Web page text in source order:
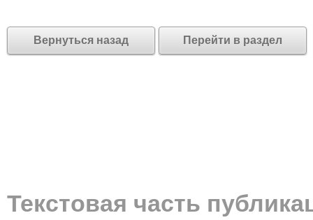
Вернуться назад Перейти в раздел
Текстовая часть